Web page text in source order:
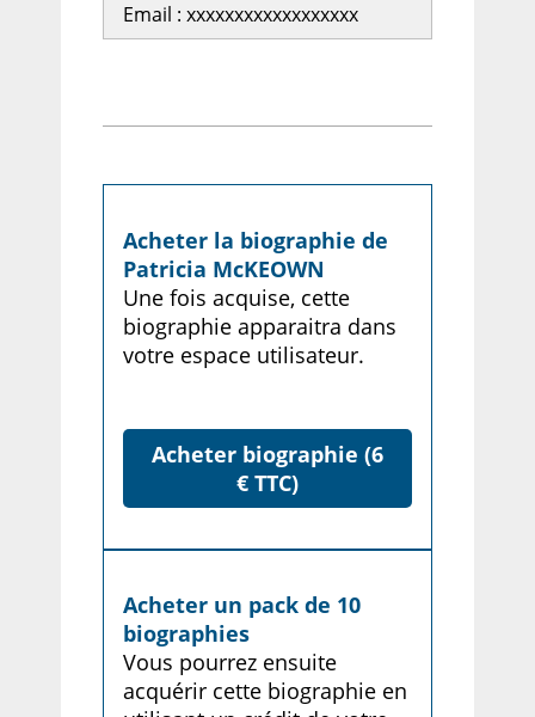
Email : xxxxxxxxxxxxxxxxxx
Acheter la biographie de
Patricia McKEOWN
Une fois acquise, cette
biographie apparaitra dans
votre espace utilisateur.
Acheter biographie (6
€ TTC)
Acheter un pack de 10
biographies
Vous pourrez ensuite
acquérir cette biographie en